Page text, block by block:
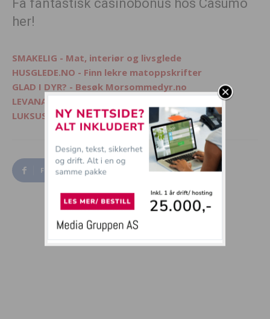
Få fantastisk casinobonus hos Casumo
her!
SMAKELIG - Mat, interiør og livsglede
HUSGLEDE.NO - Finn lekre matoppskrifter
GLAD I DYR? - Besøk Morsommedyr.no
LEVANA.NO - Kvinnemagasin på nett
LUKSUSFERIE.NO - Ferie på sitt beste
Facebook